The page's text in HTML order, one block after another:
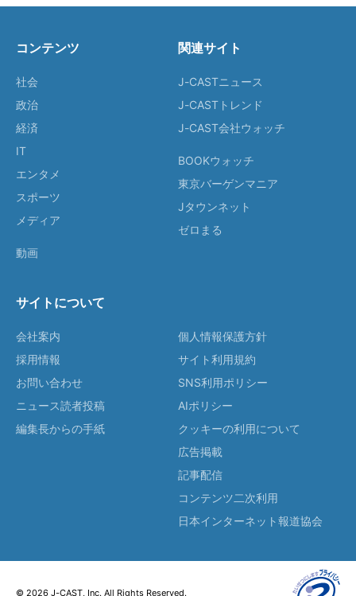
コンテンツ
社会
政治
経済
IT
エンタメ
スポーツ
メディア
動画
関連サイト
J-CASTニュース
J-CASTトレンド
J-CAST会社ウォッチ
BOOKウォッチ
東京バーゲンマニア
Jタウンネット
ゼロまる
サイトについて
会社案内
採用情報
お問い合わせ
ニュース読者投稿
編集長からの手紙
個人情報保護方針
サイト利用規約
SNS利用ポリシー
AIポリシー
クッキーの利用について
広告掲載
記事配信
コンテンツ二次利用
日本インターネット報道協会
© 2026 J-CAST, Inc. All Rights Reserved.